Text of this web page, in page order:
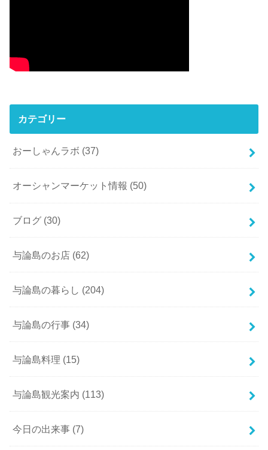
カテゴリー
おーしゃんラボ (37)
オーシャンマーケット情報 (50)
ブログ (30)
与論島のお店 (62)
与論島の暮らし (204)
与論島の行事 (34)
与論島料理 (15)
与論島観光案内 (113)
今日の出来事 (7)